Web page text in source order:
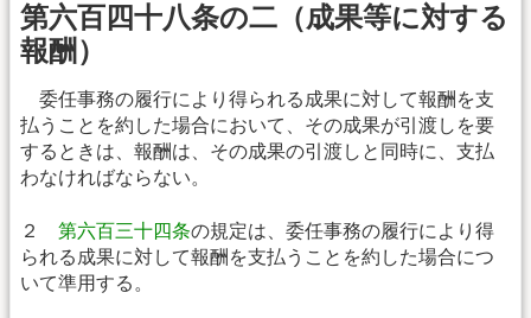
第六百四十八条の二（成果等に対する
報酬）
委任事務の履行により得られる成果に対して報酬を支
払うことを約した場合において、その成果が引渡しを要
するときは、報酬は、その成果の引渡しと同時に、支払
わなければならない。
２ 第六百三十四条の規定は、委任事務の履行により得
られる成果に対して報酬を支払うことを約した場合につ
いて準用する。